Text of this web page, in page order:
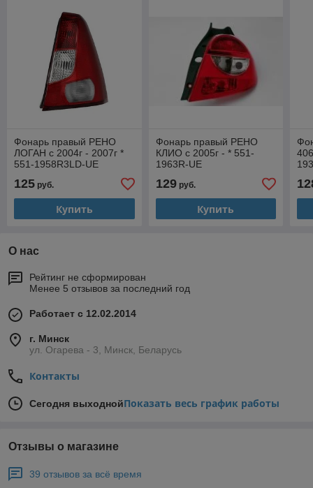
Фонарь правый РЕНО
ЛОГАН с 2004г - 2007г *
551-1958R3LD-UE
125 руб.
Купить
Фонарь правый РЕНО
КЛИО с 2005г - * 551-
1963R-UE
129руб.
Купить
О нас
Рейтинг не сформирован
Менее 5 отзывов за последний год
Работает с 12.02.2014
г. Минск
ул. Огарева - 3, Минск, Беларусь
Контакты
Сегодня выходнойПоказать весь график работы
Отзывы о магазине
39 отзывов за всё время